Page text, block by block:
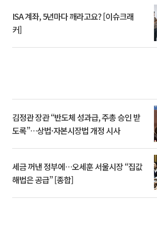
ISA 계좌, 5년마다 깨라고요? [이슈크래
커]
김정관 장관 “반도체 성과급, 주총 승인 받
도록”…상법·자본시장법 개정 시사
세금 꺼낸 정부에…오세훈 서울시장 “집값
해법은 공급” [종합]